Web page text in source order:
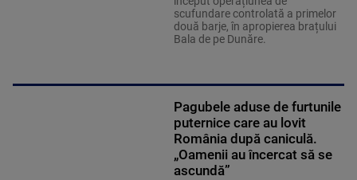
scufundare controlată a primelor
două barje, în apropierea brațului
Bala de pe Dunăre.
Pagubele aduse de furtunile
puternice care au lovit
România după caniculă.
„Oamenii au încercat să se
ascundă”